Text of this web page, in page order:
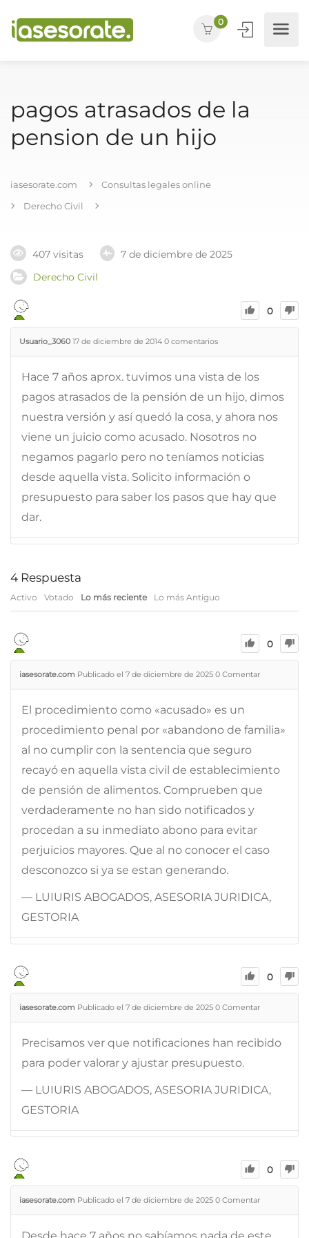
0
pagos atrasados de la
pension de un hijo
iasesorate.com
Consultas legales online
Derecho Civil
407 visitas
7 de diciembre de 2025
Derecho Civil
0
Usuario_3060 17 de diciembre de 2014 0 comentarios
Hace 7 años aprox. tuvimos una vista de los
pagos atrasados de la pensión de un hijo, dimos
nuestra versión y así quedó la cosa, y ahora nos
viene un juicio como acusado. Nosotros no
negamos pagarlo pero no teníamos noticias
desde aquella vista. Solicito información o
presupuesto para saber los pasos que hay que
dar.
4 Respuesta
Activo Votado Lo más reciente Lo más Antiguo
0
iasesorate.com Publicado el 7 de diciembre de 2025 0 Comentar
El procedimiento como «acusado» es un
procedimiento penal por «abandono de familia»
al no cumplir con la sentencia que seguro
recayó en aquella vista civil de establecimiento
de pensión de alimentos. Comprueben que
verdaderamente no han sido notificados y
procedan a su inmediato abono para evitar
perjuicios mayores. Que al no conocer el caso
desconozco si ya se estan generando.
— LUIURIS ABOGADOS, ASESORIA JURIDICA,
GESTORIA
0
iasesorate.com Publicado el 7 de diciembre de 2025 0 Comentar
Precisamos ver que notificaciones han recibido
para poder valorar y ajustar presupuesto.
— LUIURIS ABOGADOS, ASESORIA JURIDICA,
GESTORIA
0
iasesorate.com Publicado el 7 de diciembre de 2025 0 Comentar
Desde hace 7 años no sabíamos nada de este